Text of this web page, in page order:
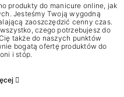
produkty do manicure online, jak
Jesteśmy Twoją wygodną
zaoszczędzić cenny czas.
czego potrzebujesz do
także do naszych punktów
bogatą ofertę produktów do
i stóp.